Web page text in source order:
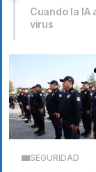
Cuando la IA
virus
SEGURIDAD